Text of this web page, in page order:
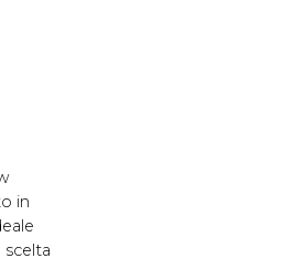
in
scelta